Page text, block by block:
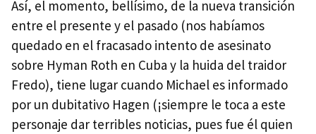
Así, el momento, bellísimo, de la nueva transición
entre el presente y el pasado (nos habíamos
quedado en el fracasado intento de asesinato
sobre Hyman Roth en Cuba y la huida del traidor
Fredo), tiene lugar cuando Michael es informado
por un dubitativo Hagen (¡siempre le toca a este
personaje dar terribles noticias, pues fue él quien